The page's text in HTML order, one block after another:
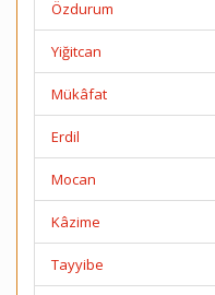
Özdurum
Yiğitcan
Mükâfat
Erdil
Mocan
Kâzime
Tayyibe